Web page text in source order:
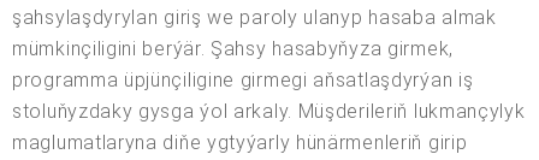
şahsylaşdyrylan giriş we paroly ulanyp hasaba almak
mümkinçiligini berýär. Şahsy hasabyňyza girmek,
programma üpjünçiligine girmegi aňsatlaşdyrýan iş
stoluňyzdaky gysga ýol arkaly. Müşderileriň lukmançylyk
maglumatlaryna diňe ygtyýarly hünärmenleriň girip